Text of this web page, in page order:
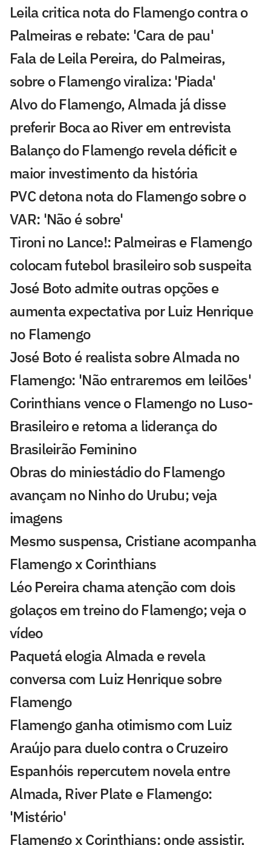
Leila critica nota do Flamengo contra o
Palmeiras e rebate: 'Cara de pau'
Fala de Leila Pereira, do Palmeiras,
sobre o Flamengo viraliza: 'Piada'
Alvo do Flamengo, Almada já disse
preferir Boca ao River em entrevista
Balanço do Flamengo revela déficit e
maior investimento da história
PVC detona nota do Flamengo sobre o
VAR: 'Não é sobre'
Tironi no Lance!: Palmeiras e Flamengo
colocam futebol brasileiro sob suspeita
José Boto admite outras opções e
aumenta expectativa por Luiz Henrique
no Flamengo
José Boto é realista sobre Almada no
Flamengo: 'Não entraremos em leilões'
Corinthians vence o Flamengo no Luso-
Brasileiro e retoma a liderança do
Brasileirão Feminino
Obras do miniestádio do Flamengo
avançam no Ninho do Urubu; veja
imagens
Mesmo suspensa, Cristiane acompanha
Flamengo x Corinthians
Léo Pereira chama atenção com dois
golaços em treino do Flamengo; veja o
vídeo
Paquetá elogia Almada e revela
conversa com Luiz Henrique sobre
Flamengo
Flamengo ganha otimismo com Luiz
Araújo para duelo contra o Cruzeiro
Espanhóis repercutem novela entre
Almada, River Plate e Flamengo:
'Mistério'
Flamengo x Corinthians: onde assistir,